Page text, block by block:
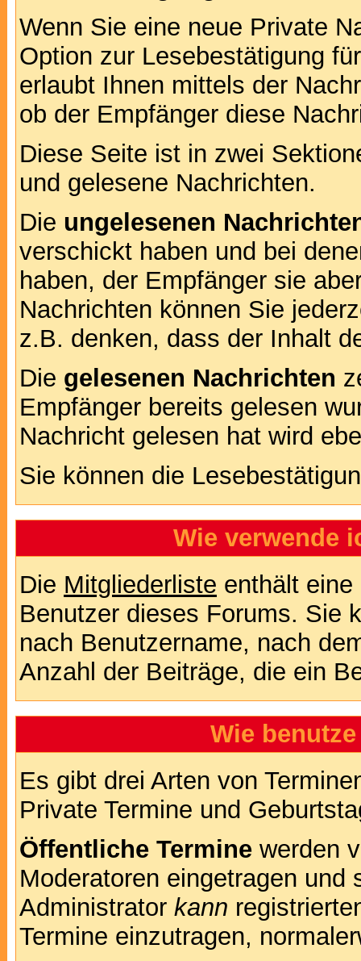
Wenn Sie eine neue Private
Option zur Lesebestätigung
erlaubt Ihnen mittels der
ob der Empfänger diese
Diese Seite ist in zwei
und gelesene Nachrichten.
Die ungelesenen
verschickt haben und bei
haben, der Empfänger sie
Nachrichten können Sie
z.B. denken, dass der Inhalt
Die gelesenen Nachrichten
Empfänger bereits gelesen
Nachricht gelesen hat wird
Sie können die
Wie verwende
Die Mitgliederliste enthält
Benutzer dieses Forums. Sie
nach Benutzername, nach
Anzahl der Beiträge, die ein
Wie
Es gibt drei Arten von
Private Termine und
Öffentliche Termine werden
Moderatoren eingetragen und
Administrator kann
Termine einzutragen,